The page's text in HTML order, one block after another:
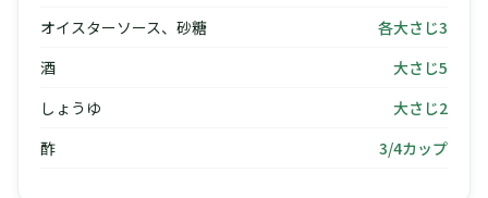
オイスターソース、砂糖
各大さじ3
酒
大さじ5
しょうゆ
大さじ2
酢
3/4カップ